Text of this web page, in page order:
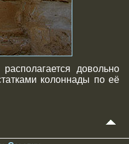
довольно
колоннады по её